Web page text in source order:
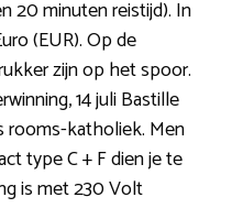
20 minuten reistijd). In
(EUR). Op de
zijn op het spoor.
14 juli Bastille
rooms-katholiek. Men
type C + F dien je te
is met 230 Volt